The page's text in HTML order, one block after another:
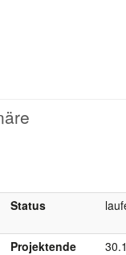
Status
Projektende